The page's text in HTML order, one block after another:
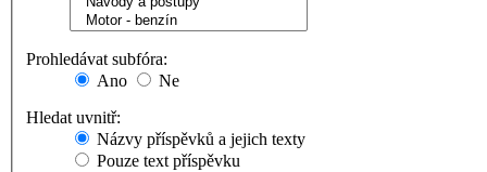
Prohledávat subfóra:
Ano
Ne
Hledat uvnitř:
Názvy příspěvků a jejich texty
Pouze text příspěvku